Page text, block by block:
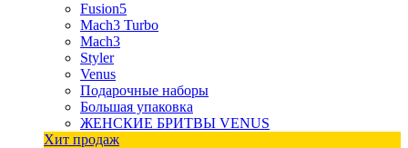
Fusion5
Mach3 Turbo
Mach3
Styler
Venus
Подарочные наборы
Большая упаковка
ЖЕНСКИЕ БРИТВЫ VENUS
Хит продаж